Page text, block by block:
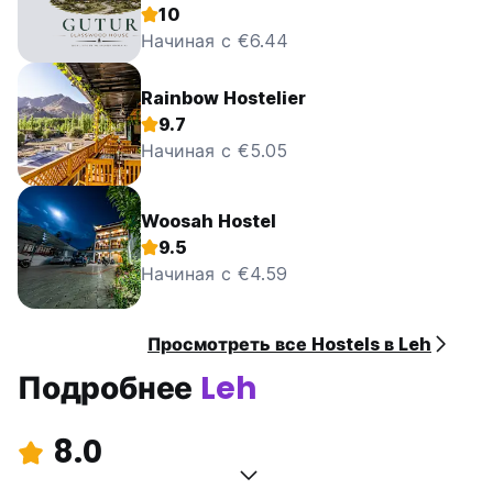
10
Начиная с €6.44
Rainbow Hostelier
9.7
Начиная с €5.05
Woosah Hostel
9.5
Начиная с €4.59
Просмотреть все Hostels в Leh
Подробнее Leh
8.0